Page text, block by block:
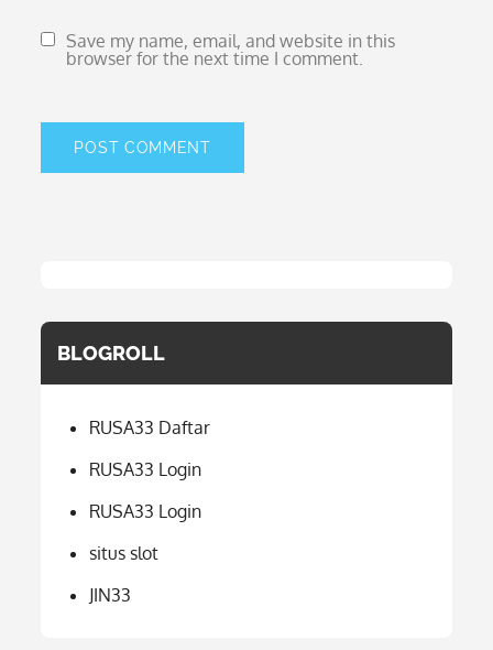
Save my name, email, and website in this
browser for the next time I comment.
BLOGROLL
RUSA33 Daftar
RUSA33 Login
RUSA33 Login
situs slot
JIN33